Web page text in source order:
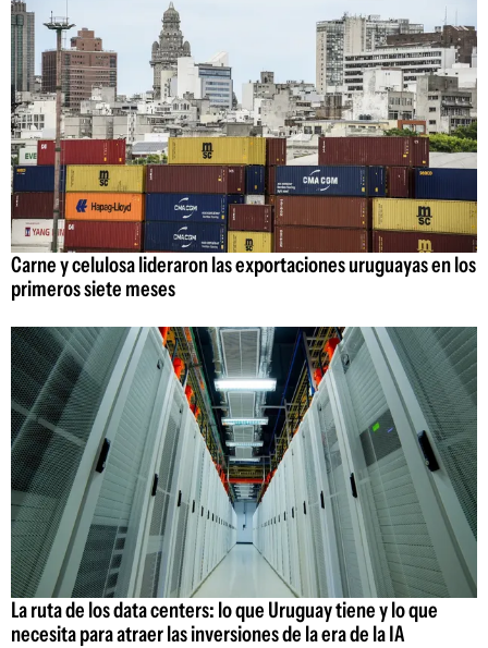
Carne y celulosa lideraron las exportaciones uruguayas en los
primeros siete meses
La ruta de los data centers: lo que Uruguay tiene y lo que
necesita para atraer las inversiones de la era de la IA